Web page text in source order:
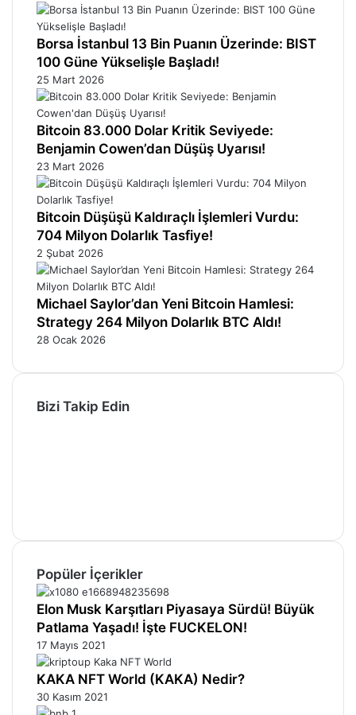
Borsa İstanbul 13 Bin Puanın Üzerinde: BIST
100 Güne Yükselişle Başladı!
25 Mart 2026
Bitcoin 83.000 Dolar Kritik Seviyede:
Benjamin Cowen’dan Düşüş Uyarısı!
23 Mart 2026
Bitcoin Düşüşü Kaldıraçlı İşlemleri Vurdu:
704 Milyon Dolarlık Tasfiye!
2 Şubat 2026
Michael Saylor’dan Yeni Bitcoin Hamlesi:
Strategy 264 Milyon Dolarlık BTC Aldı!
28 Ocak 2026
Bizi Takip Edin
Popüler İçerikler
Elon Musk Karşıtları Piyasaya Sürdü! Büyük
Patlama Yaşadı! İşte FUCKELON!
17 Mayıs 2021
KAKA NFT World (KAKA) Nedir?
30 Kasım 2021